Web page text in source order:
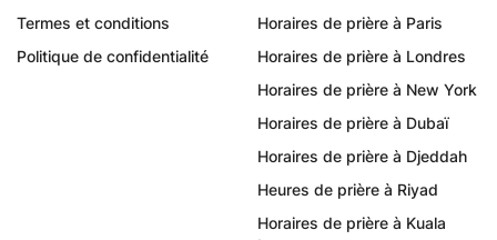
Termes et conditions
Politique de confidentialité
Horaires de prière à Paris
Horaires de prière à Londres
Horaires de prière à New York
Horaires de prière à Dubaï
Horaires de prière à Djeddah
Heures de prière à Riyad
Horaires de prière à Kuala